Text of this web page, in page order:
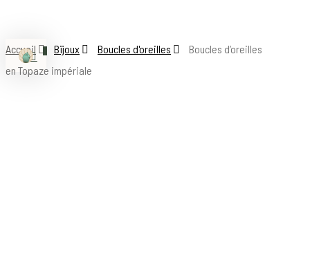
main
content
searchaccount
Menu
Accueil Bijoux Boucles d'oreilles
Boucles d’oreilles
en Topaze impériale